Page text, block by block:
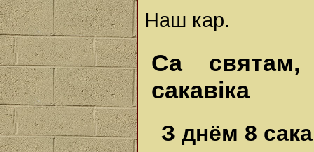
Наш кар.
Са святам,
сакавіка
З днём 8